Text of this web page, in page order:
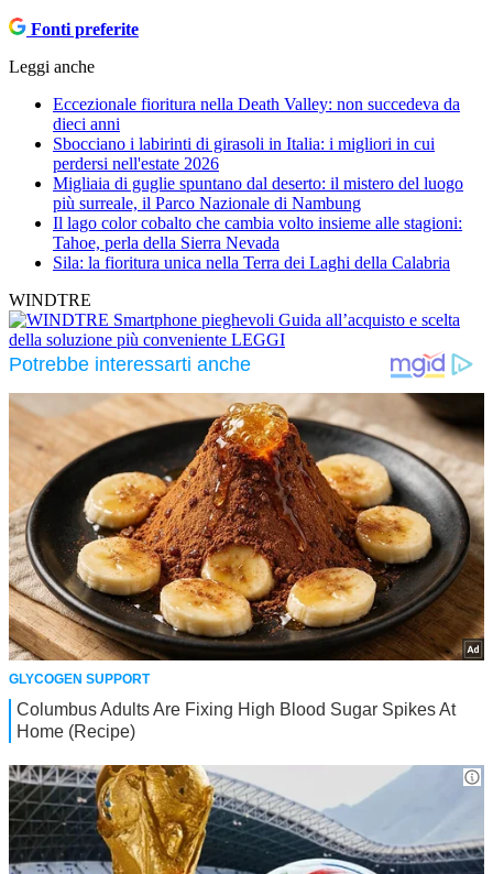
Fonti preferite
Leggi anche
Eccezionale fioritura nella Death Valley: non succedeva da
dieci anni
Sbocciano i labirinti di girasoli in Italia: i migliori in cui
perdersi nell'estate 2026
Migliaia di guglie spuntano dal deserto: il mistero del luogo
più surreale, il Parco Nazionale di Nambung
Il lago color cobalto che cambia volto insieme alle stagioni:
Tahoe, perla della Sierra Nevada
Sila: la fioritura unica nella Terra dei Laghi della Calabria
WINDTRE
Smartphone pieghevoli Guida all’acquisto e scelta
della soluzione più conveniente LEGGI